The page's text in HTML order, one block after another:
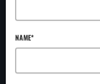
NAME*